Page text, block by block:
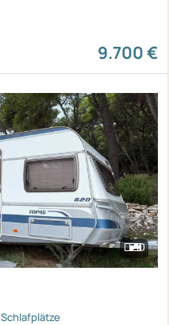
9.700 €
Schlafplätze